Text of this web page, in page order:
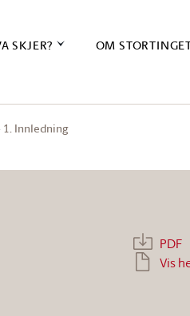
SKJER? OM
1. Innledning
PDF
Vis